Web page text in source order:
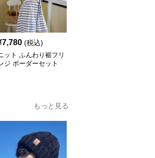
7,780 (税込)
ット ふんわり裾フリ
ジ ボーダーセット
もっと見る